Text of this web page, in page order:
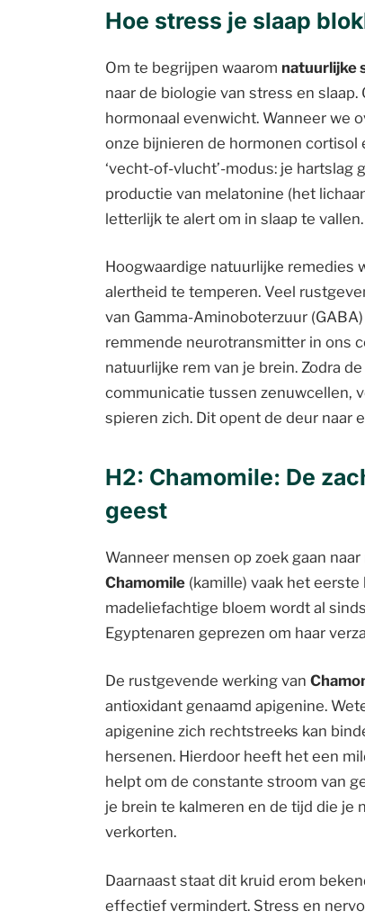
Hoe stress je slaap
Om te begrijpen waarom natuurlijke
naar de biologie van stress en
hormonaal evenwicht. Wanneer we
onze bijnieren de hormonen cortisol
‘vecht-of-vlucht’-modus: je hartslag
productie van melatonine (het
letterlijk te alert om in slaap te vallen.
Hoogwaardige natuurlijke remedies
alertheid te temperen. Veel
van Gamma-Aminoboterzuur
remmende neurotransmitter in ons
natuurlijke rem van je brein. Zodra
communicatie tussen zenuwcellen,
spieren zich. Dit opent de deur naar
H2: Chamomile: De
geest
Wanneer mensen op zoek gaan
Chamomile (kamille) vaak het
madeliefachtige bloem wordt al
Egyptenaren geprezen om haar
De rustgevende werking van
antioxidant genaamd apigenine.
apigenine zich rechtstreeks kan
hersenen. Hierdoor heeft het een
helpt om de constante stroom van
je brein te kalmeren en de tijd die je
verkorten.
Daarnaast staat dit kruid erom
effectief vermindert. Stress en